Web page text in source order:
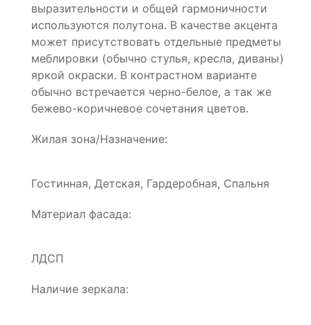
выразительности и общей гармоничности
используются полутона. В качестве акцента
может присутствовать отдельные предметы
меблировки (обычно стулья, кресла, диваны)
яркой окраски. В контрастном варианте
обычно встречается черно-белое, а так же
бежево-коричневое сочетания цветов.
Жилая зона/Назначение:
Гостинная, Детская, Гардеробная, Спальня
Материал фасада:
ЛДСП
Наличие зеркала: